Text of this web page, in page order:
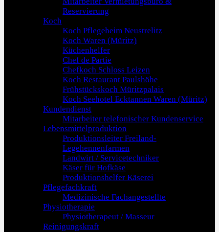
Reservierung
Koch
Koch Pflegeheim Neustrelitz
Koch Waren (Müritz)
Küchenhelfer
Chef de Partie
Chefkoch Schloss Leizen
Koch Restaurant Paulshöhe
Frühstückskoch Müritzpalais
Koch Seehotel Ecktannen Waren (Müritz)
Kundendienst
Mitarbeiter telefonischer Kundenservice
Lebensmittelproduktion
Produktionsleiter Freiland-
Legehennenfarmen
Landwirt / Servicetechniker
Käser für Hofkäse
Produktionshelfer Käserei
Pflegefachkraft
Medizinische Fachangestellte
Physiotherapie
Physiotherapeut / Masseur
Reinigungskraft